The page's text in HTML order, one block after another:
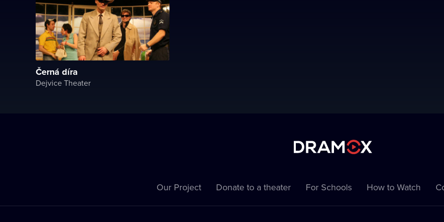
Černá díra
Dejvice Theater
Our Project Donate to a theater For Schools How to Watch